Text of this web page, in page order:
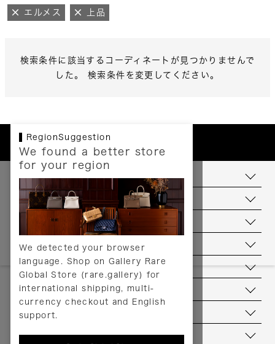
エルメス 上品
検索条件に該当するコーディネートが見つかりませんで
した。 検索条件を変更してください。
RegionSuggestion
We found a better store
for your region
We detected your browser
language. Shop on Gallery Rare
Global Store (rare.gallery) for
international shipping, multi-
currency checkout and English
support.
お支払いについて
配送について
送料について
返品について
ヘルプ
お問い合わせ
当店について